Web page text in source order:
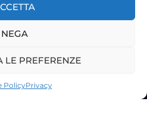
NEGA
LE PREFERENZE
PolicyPrivacy
Tribunale di Roma